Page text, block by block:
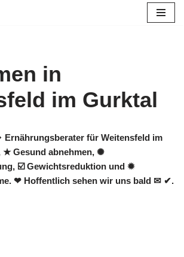
in
im Gurktal
Ernährungsberater für Weitensfeld im
Gesund abnehmen, ✺
☑️ Gewichtsreduktion und ✹
❤ Hoffentlich sehen wir uns bald ✉ ✔.